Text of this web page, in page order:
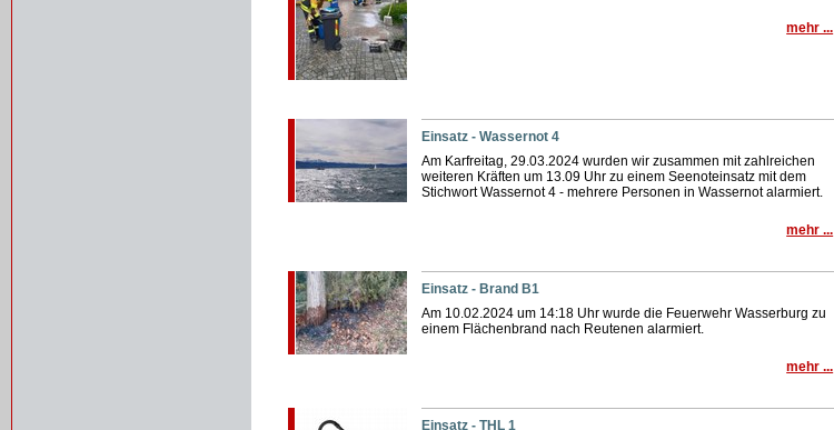
mehr ...
Einsatz - Wassernot 4
Am Karfreitag, 29.03.2024 wurden wir zusammen mit zahlreichen
weiteren Kräften um 13.09 Uhr zu einem Seenoteinsatz mit dem
Stichwort Wassernot 4 - mehrere Personen in Wassernot alarmiert.
mehr ...
Einsatz - Brand B1
Am 10.02.2024 um 14:18 Uhr wurde die Feuerwehr Wasserburg zu
einem Flächenbrand nach Reutenen alarmiert.
mehr ...
Einsatz - THL 1